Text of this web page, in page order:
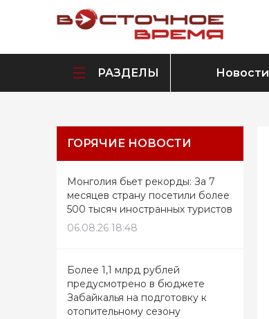
РАЗДЕЛЫ Новости
ГОРЯЧИЕ НОВОСТИ
Монголия бьет рекорды: За 7
месяцев страну посетили более
500 тысяч иностранных туристов
06.08.26 18:48
Более 1,1 млрд рублей
предусмотрено в бюджете
Забайкалья на подготовку к
отопительному сезону